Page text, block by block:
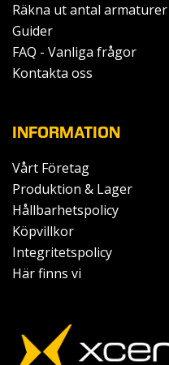
Räkna ut antal armaturer
Guider
FAQ - Vanliga frågor
Kontakta oss
INFORMATION
Vårt Företag
Produktion & Lager
Hållbarhetspolicy
Köpvillkor
Integritetspolicy
Här finns vi